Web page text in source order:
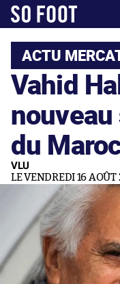
ACTU
Vahid
du
VLU
LE VENDREDI 16 AOÛT